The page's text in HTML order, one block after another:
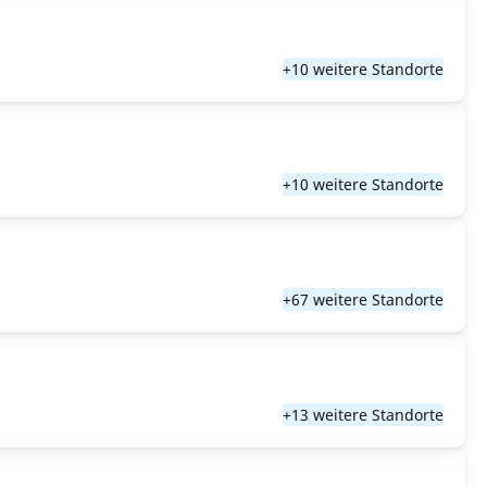
+10 weitere Standorte
+10 weitere Standorte
+67 weitere Standorte
+13 weitere Standorte